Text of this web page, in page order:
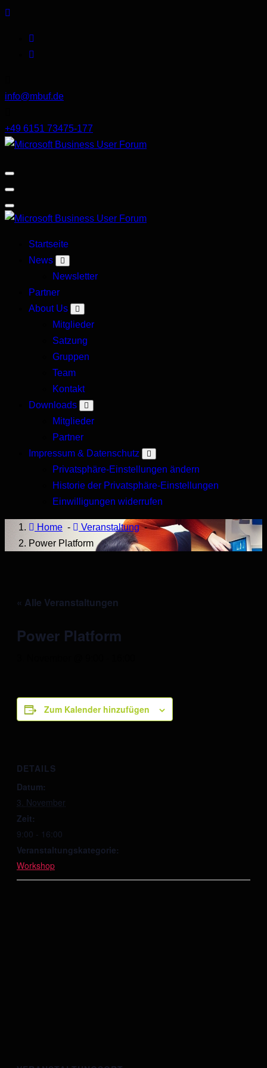
Skip
content
info@mbuf.de
+49 6151 73475-177
Startseite
News
Newsletter
Partner
About Us
Mitglieder
Satzung
Gruppen
Team
Kontakt
Downloads
Mitglieder
Partner
Impressum & Datenschutz
Privatsphäre-Einstellungen ändern
Historie der Privatsphäre-Einstellungen
Einwilligungen widerrufen
Home - Veranstaltung-
Power Platform
« Alle Veranstaltungen
Power Platform
Zum Kalender hinzufügen
DETAILS
Datum:
3. November
Zeit:
9:00 - 16:00
Veranstaltungskategorie:
Workshop